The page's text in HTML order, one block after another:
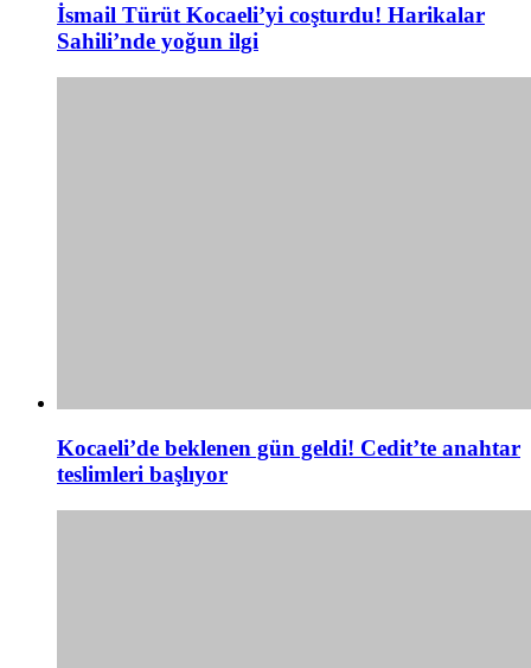
İsmail Türüt Kocaeli’yi coşturdu! Harikalar
Sahili’nde yoğun ilgi
Kocaeli’de beklenen gün geldi! Cedit’te anahtar
teslimleri başlıyor